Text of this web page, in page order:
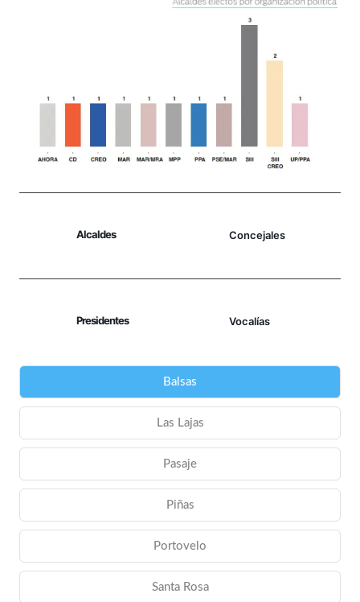
Alcaldes Concejales
Presidentes Vocalías
Balsas
Las Lajas
Pasaje
Piñas
Portovelo
Santa Rosa